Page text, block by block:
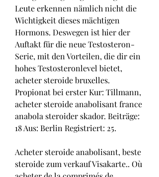
Leute erkennen nämlich nicht die
Wichtigkeit dieses mächtigen
Hormons. Deswegen ist hier der
Auftakt für die neue Testosteron-
Serie, mit den Vorteilen, die dir ein
hohes Testosteronlevel bietet,
acheter steroide bruxelles.
Propionat bei erster Kur: Tillmann,
acheter steroide anabolisant france
anabola steroider skador. Beiträge:
18 Aus: Berlin Registriert: 25.
Acheter steroide anabolisant, beste
steroide zum verkauf Visakarte.. Où